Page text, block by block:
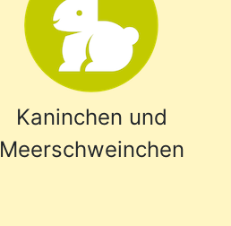
Kaninchen und
Meerschweinchen